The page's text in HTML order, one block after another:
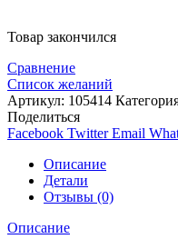
Товар закончился
Сравнение
Список желаний
Артикул: 105414
Поделиться
Facebook Twitter Email
Описание
Детали
Отзывы (0)
Описание